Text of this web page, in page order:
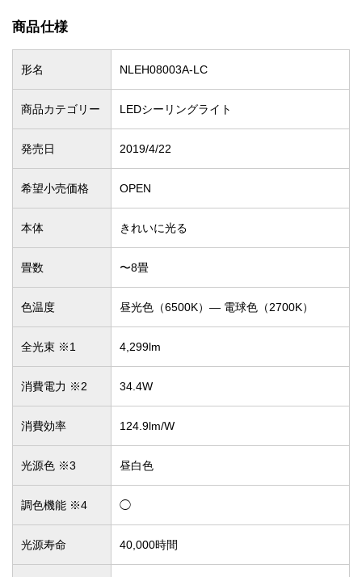
商品仕様
形名 NLEH08003A-LC
商品カテゴリー LEDシーリングライト
発売日 2019/4/22
希望小売価格 OPEN
本体 きれいに光る
畳数 〜8畳
色温度 昼光色（6500K）― 電球色（2700K）
全光束 ※1 4,299lm
消費電力 ※2 34.4W
消費効率 124.9lm/W
光源色 ※3 昼白色
調色機能 ※4 ◯
光源寿命 40,000時間